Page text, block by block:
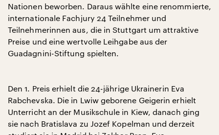
Nationen beworben. Daraus wählte eine renommierte,
internationale Fachjury 24 Teilnehmer und
Teilnehmerinnen aus, die in Stuttgart um attraktive
Preise und eine wertvolle Leihgabe aus der
Guadagnini-Stiftung spielten.
Den 1. Preis erhielt die 24-jährige Ukrainerin Eva
Rabchevska. Die in Lwiw geborene Geigerin erhielt
Unterricht an der Musikschule in Kiew, danach ging
sie nach Bratislava zu Jozef Kopelman und derzeit